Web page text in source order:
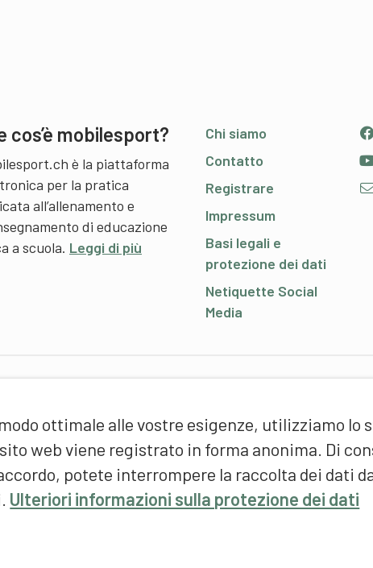
ottimale alle vostre esigenze, utilizziamo lo
web viene registrato in forma anonima. Di
potete interrompere la raccolta dei dati
Ulteriori informazioni sulla protezione dei dati
cos’è mobilesport?
è la piattaforma
per la pratica
all’allenamento e
di educazione
a scuola. Leggi di più
Chi siamo
Contatto
Registrare
Impressum
Basi legali e
protezione dei dati
Netiquette Social
Media